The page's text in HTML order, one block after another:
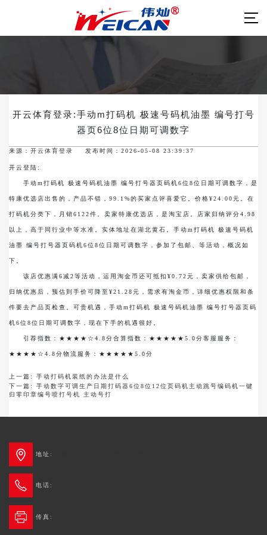
开云体育登录:手动m打码机 极速号码机油墨 编号打号
器页6位8位日期可调数字
来源： 开云体育登录 发布时间：2026-05-08 23:39:37
开云登陆:
手动m打码机 极速号码机油墨 编号打号器页码机6位8位日期可调数字，是
特康优选店出售的，产品不错，99.1%的买家点评喜爱它。价格¥24.00元。在
打码机分类下，月销6122件。卖家特康优选店，是淘宝店。店家归纳评分4.98
以上，高于同行业中等水准。实体地址在湖北黄石。手动m打码机 极速号码机
油墨 编号打号器页码机6位8位日期可调数字，参加了包邮、等活动，概况如
下。
该店优惠满6减2等活动，运用淘金币还可抵扣¥0.72元，卖家供给包邮，
归纳优惠后，预估到手价可降至¥21.28元，需求有淘金币，详细优惠权限和条
件要去产品页检查。可贵机遇，手动m打码机 极速号码机油墨 编号打号器页码
机6位8位日期可调数字，现在下手的机遇很好。
引荐指数：★★★★☆4.8分合算指数：★★★★★5.0分客服服务：
★★★★☆4.8分物流服务：★★★★★5.0分
上一篇: 手动打码机装纸的办法是什么
下一篇: 手动数字可调生产日期打码器6位8位12位页码机主动跳号编码机一键
归零印章编号喷打号机 主动号打
地址:
电话:
传真: